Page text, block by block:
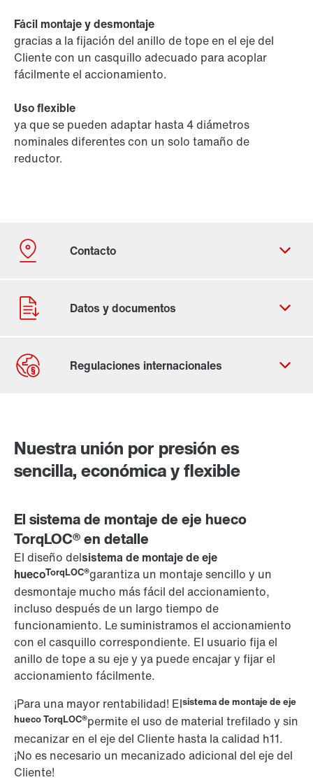
Fácil montaje y desmontaje
gracias a la fijación del anillo de tope en el eje del
Cliente con un casquillo adecuado para acoplar
fácilmente el accionamiento.
Uso flexible
ya que se pueden adaptar hasta 4 diámetros
nominales diferentes con un solo tamaño de
reductor.
Nuestra unión por presión es
sencilla, económica y flexible
El sistema de montaje de eje hueco
TorqLOC® en detalle
El diseño delsistema de montaje de eje
huecoTorqLOC®garantiza un montaje sencillo y un
desmontaje mucho más fácil del accionamiento,
incluso después de un largo tiempo de
funcionamiento. Le suministramos el accionamiento
con el casquillo correspondiente. El usuario fija el
anillo de tope a su eje y ya puede encajar y fijar el
accionamiento fácilmente.
¡Para una mayor rentabilidad! Elsistema de montaje de eje
hueco TorqLOC®permite el uso de material trefilado y sin
mecanizar en el eje del Cliente hasta la calidad h11.
¡No es necesario un mecanizado adicional del eje del
Cliente!